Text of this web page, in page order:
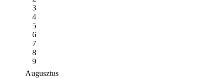
3
4
5
6
7
8
9
Augusztus